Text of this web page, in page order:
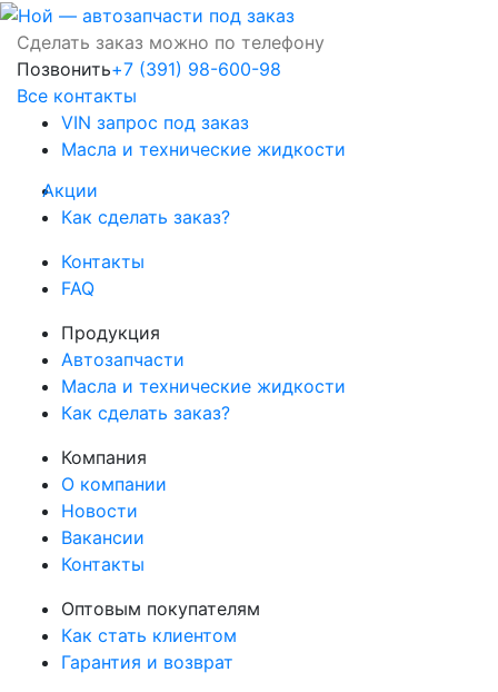
Сделать заказ можно по телефону
Позвонить+7 (391) 98-600-98
Все контакты
VIN запрос под заказ
Масла и технические жидкости
Акции
Как сделать заказ?
Контакты
FAQ
Продукция
Автозапчасти
Масла и технические жидкости
Как сделать заказ?
Компания
О компании
Новости
Вакансии
Контакты
Оптовым покупателям
Как стать клиентом
Гарантия и возврат